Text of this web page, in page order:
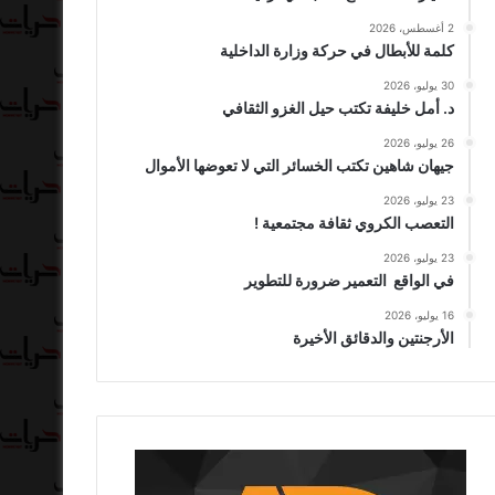
2 أغسطس، 2026
كلمة للأبطال في حركة وزارة الداخلية
30 يوليو، 2026
د. أمل خليفة تكتب حيل الغزو الثقافي
26 يوليو، 2026
جيهان شاهين تكتب الخسائر التي لا تعوضها الأموال
23 يوليو، 2026
التعصب الكروي ثقافة مجتمعية !
23 يوليو، 2026
في الواقع التعمير ضرورة للتطوير
16 يوليو، 2026
الأرجنتين والدقائق الأخيرة